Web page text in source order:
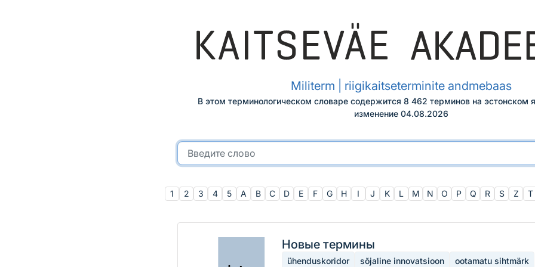
Militerm | riigikaitseterminite andmebaas
В этом терминологическом словаре содержится 8 462 терминов на эстонском
изменение 04.08.2026
1 2 3 4 5 A B C D E F G H I J K L M N O P Q R S Z T
Новые термины
ühenduskoridor sõjaline innovatsioon
ootamatu sihtmärk